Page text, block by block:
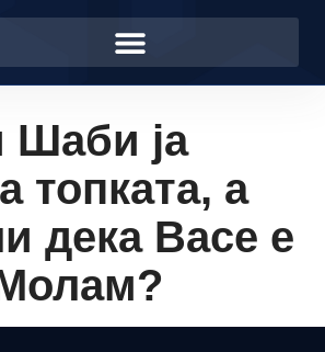
Шаби ја
топката, а
дека Васе е